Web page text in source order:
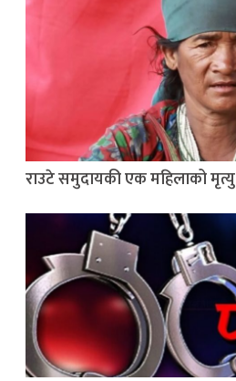
राउटे समुदायकी एक महिलाको मृत्यु